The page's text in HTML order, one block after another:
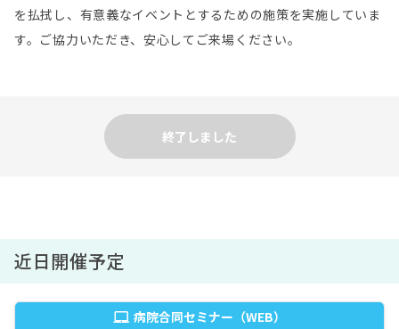
社会医療法人緑泉会 米盛病院 病院詳細
を払拭し、有意義なイベントとするための施策を実施していま
す。ご協力いただき、安心してご来場ください。
終了しました
近日開催予定
病院合同セミナー（WEB）